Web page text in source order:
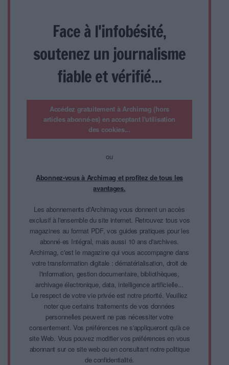
Face à l'infobésité,
soutenez un journalisme
fiable et vérifié...
Accédez gratuitement à Archimag (hors
articles abonné·es) en acceptant l'utilisation
des cookies...
ou
Abonnez-vous à Archimag et profitez de tous les
avantages.
Les abonnements d'Archimag vous donnent un accès
exclusif à l'ensemble du site internet. Retrouvez tous vos
magazines au format PDF, vos guides pratiques pour les
abonné·es Intégral, mais aussi 10 ans d'archives.
Archimag, c'est le magazine qui vous accompagne dans
votre transformation digitale : dématérialisation, droit de
l'information, gestion documentaire, bibliothèques,
archivage électronique, data, intelligence artificielle...
Le respect de votre vie privée est notre priorité. Veuillez
noter que certains traitements de vos données
personnelles peuvent ne pas nécessiter votre
consentement. Vos préférences ne s'appliqueront qu'à ce
site Web. Vous pouvez modifier vos préférences en vous
abonnant sur ce site web ou en consultant notre politique
de confidentialité.